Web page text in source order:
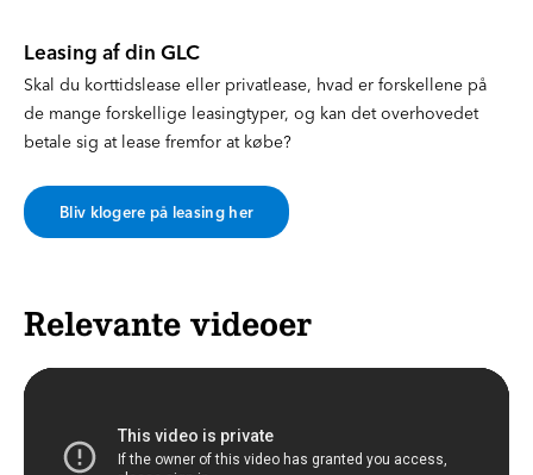
Leasing af din GLC
Skal du korttidslease eller privatlease, hvad er forskellene på
de mange forskellige leasingtyper, og kan det overhovedet
betale sig at lease fremfor at købe?
Bliv klogere på leasing her
Relevante videoer